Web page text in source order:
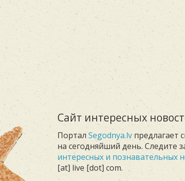
Сайт интересных
Портал Segodnya.lv предлагает
на сегодняйший день. Следите
интересных и познавательных
[at] live [dot] com.